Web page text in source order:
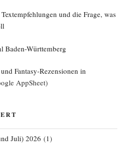
und die Frage, was
Baden-Württemberg
Fantasy-Rezensionen in
AppSheet)
Juli) 2026 (1)